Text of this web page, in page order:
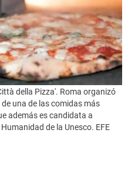
della Pizza'. Roma organizó
una de las comidas más
además es candidata a
de la Unesco. EFE